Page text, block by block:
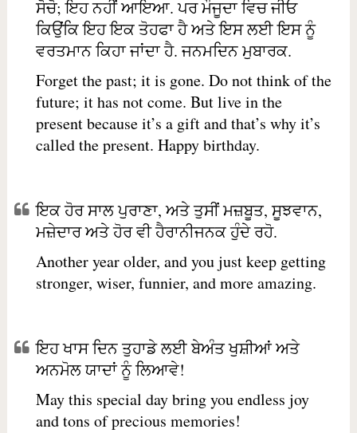
ਸੋਚੋ; ਇਹ ਨਹੀਂ ਆਇਆ. ਪਰ ਮੌਜੂਦਾ ਵਿਚ ਜੀਓ
ਕਿਉਂਕਿ ਇਹ ਇਕ ਤੋਹਫਾ ਹੈ ਅਤੇ ਇਸ ਲਈ ਇਸ ਨੂੰ
ਵਰਤਮਾਨ ਕਿਹਾ ਜਾਂਦਾ ਹੈ. ਜਨਮਦਿਨ ਮੁਬਾਰਕ.
Forget the past; it is gone. Do not think of the
future; it has not come. But live in the
present because it’s a gift and that’s why it’s
called the present. Happy birthday.
ਇਕ ਹੋਰ ਸਾਲ ਪੁਰਾਣਾ, ਅਤੇ ਤੁਸੀਂ ਮਜ਼ਬੂਤ, ਸੂਝਵਾਨ,
ਮਜ਼ੇਦਾਰ ਅਤੇ ਹੋਰ ਵੀ ਹੈਰਾਨੀਜਨਕ ਹੁੰਦੇ ਰਹੋ.
Another year older, and you just keep getting
stronger, wiser, funnier, and more amazing.
ਇਹ ਖਾਸ ਦਿਨ ਤੁਹਾਡੇ ਲਈ ਬੇਅੰਤ ਖੁਸ਼ੀਆਂ ਅਤੇ
ਅਨਮੋਲ ਯਾਦਾਂ ਨੂੰ ਲਿਆਵੇ!
May this special day bring you endless joy
and tons of precious memories!